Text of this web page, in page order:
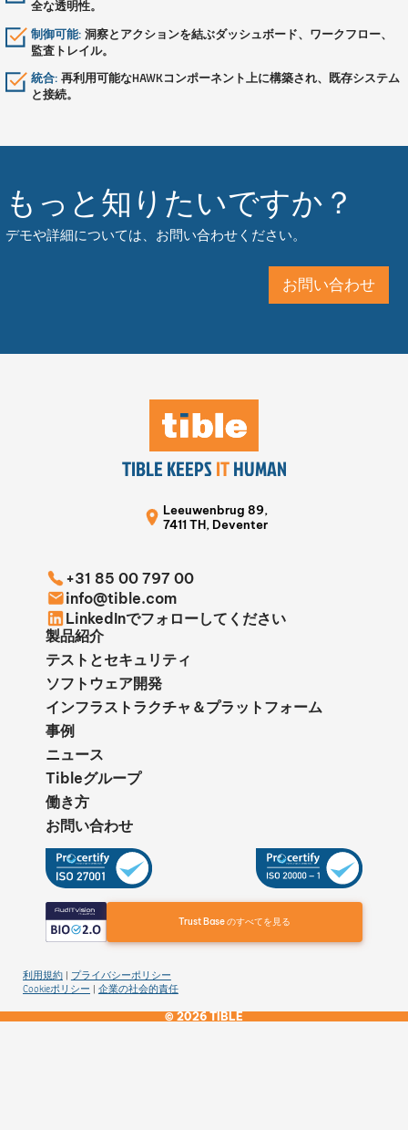
全な透明性。
制御可能: 洞察とアクションを結ぶダッシュボード、ワークフロー、
監査トレイル。
統合: 再利用可能なHAWKコンポーネント上に構築され、既存システム
と接続。
もっと知りたいですか？
デモや詳細については、お問い合わせください。
お問い合わせ
TIBLE KEEPSITHUMAN
Leeuwenbrug 89,
7411 TH, Deventer
+31 85 00 797 00
info@tible.com
LinkedInでフォローしてください
製品紹介
テストとセキュリティ
ソフトウェア開発
インフラストラクチャ＆プラットフォーム
事例
ニュース
Tibleグループ
働き方
お問い合わせ
Trust Base のすべてを見る
利用規約 | プライバシーポリシー
Cookieポリシー | 企業の社会的責任
© 2026 TIBLE